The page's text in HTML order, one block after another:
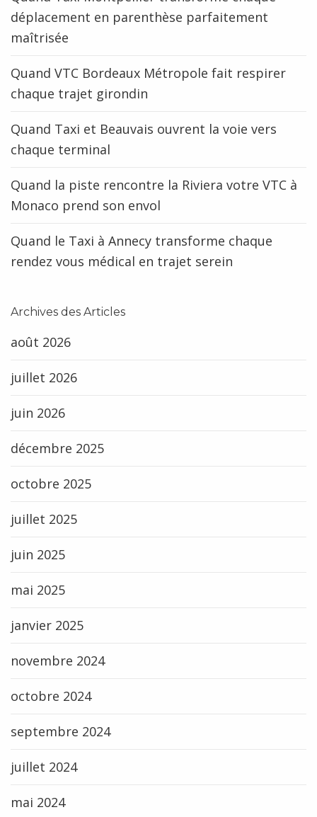
déplacement en parenthèse parfaitement
maîtrisée
Quand VTC Bordeaux Métropole fait respirer
chaque trajet girondin
Quand Taxi et Beauvais ouvrent la voie vers
chaque terminal
Quand la piste rencontre la Riviera votre VTC à
Monaco prend son envol
Quand le Taxi à Annecy transforme chaque
rendez vous médical en trajet serein
Archives des Articles
août 2026
juillet 2026
juin 2026
décembre 2025
octobre 2025
juillet 2025
juin 2025
mai 2025
janvier 2025
novembre 2024
octobre 2024
septembre 2024
juillet 2024
mai 2024